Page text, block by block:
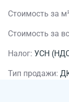
Стоимость за
Стоимость за
Налог: УСН
Тип продажи: